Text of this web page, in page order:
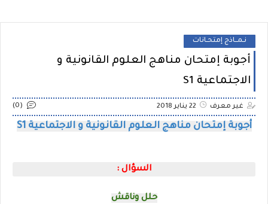
نـمــاذج إمتحـانات
أجوبة إمتحان مناهج العلوم القانونية و
الاجتماعية S1
غير معرف 22 يناير 2018 (0)
أجوبة إمتحان مناهج العلوم القانونية و الاجتماعية S1
السؤال :
حلل وناقش